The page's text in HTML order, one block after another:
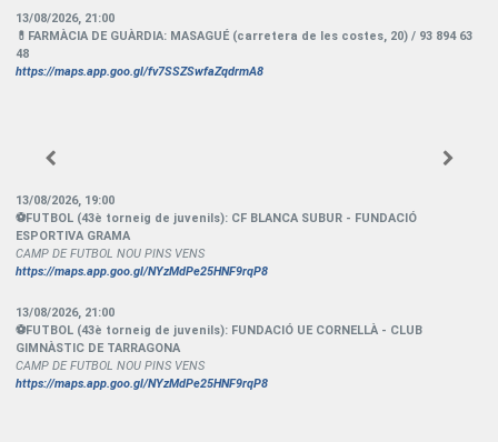
13/08/2026, 21:00
💊FARMÀCIA DE GUÀRDIA: MASAGUÉ (carretera de les costes, 20) / 93 894 63
48
https://maps.app.goo.gl/fv7SSZSwfaZqdrmA8
13/08/2026, 19:00
⚽️FUTBOL (43è torneig de juvenils): CF BLANCA SUBUR - FUNDACIÓ
ESPORTIVA GRAMA
CAMP DE FUTBOL NOU PINS VENS
https://maps.app.goo.gl/NYzMdPe25HNF9rqP8
13/08/2026, 21:00
⚽️FUTBOL (43è torneig de juvenils): FUNDACIÓ UE CORNELLÀ - CLUB
GIMNÀSTIC DE TARRAGONA
CAMP DE FUTBOL NOU PINS VENS
https://maps.app.goo.gl/NYzMdPe25HNF9rqP8